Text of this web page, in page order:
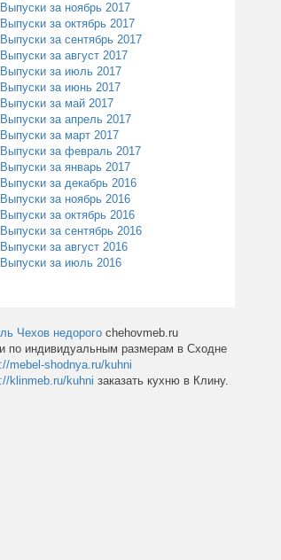
Выпуски за ноябрь 2017
Выпуски за октябрь 2017
Выпуски за сентябрь 2017
Выпуски за август 2017
Выпуски за июль 2017
Выпуски за июнь 2017
Выпуски за май 2017
Выпуски за апрель 2017
Выпуски за март 2017
Выпуски за февраль 2017
Выпуски за январь 2017
Выпуски за декабрь 2016
Выпуски за ноябрь 2016
Выпуски за октябрь 2016
Выпуски за сентябрь 2016
Выпуски за август 2016
Выпуски за июль 2016
Чехов недорого chehovmeb.ru
по индивидуальным размерам в Сходне
mebel-shodnya.ru/kuhni
klinmeb.ru/kuhni заказать кухню в Клину.